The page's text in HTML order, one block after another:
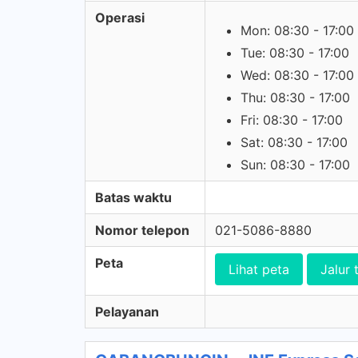
Operasi
Mon: 08:30 - 17:00
Tue: 08:30 - 17:00
Wed: 08:30 - 17:00
Thu: 08:30 - 17:00
Fri: 08:30 - 17:00
Sat: 08:30 - 17:00
Sun: 08:30 - 17:00
Batas waktu
Nomor telepon 021-5086-8880
Peta Lihat peta Jalur
Pelayanan